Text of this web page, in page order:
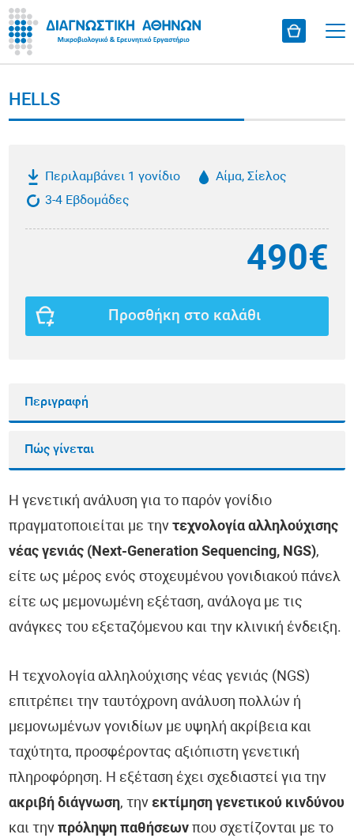
HELLS
Περιλαμβάνει 1 γονίδιο
Αίμα, Σίελος
3-4 Εβδομάδες
490€
Προσθήκη στο καλάθι
Περιγραφή
Πώς γίνεται
Η γενετική ανάλυση για το παρόν γονίδιο
πραγματοποιείται με τηντεχνολογία αλληλούχισης
νέας γενιάς (Next-Generation Sequencing, NGS),
είτε ως μέρος ενός στοχευμένου γονιδιακού πάνελ
είτε ως μεμονωμένη εξέταση, ανάλογα με τις
ανάγκες του εξεταζόμενου και την κλινική ένδειξη.
Η τεχνολογία αλληλούχισης νέας γενιάς (NGS)
επιτρέπει την ταυτόχρονη ανάλυση πολλών ή
μεμονωμένων γονιδίων με υψηλή ακρίβεια και
ταχύτητα, προσφέροντας αξιόπιστη γενετική
πληροφόρηση. Η εξέταση έχει σχεδιαστεί για την
ακριβή διάγνωση, τηνεκτίμηση γενετικού κινδύνου
και τηνπρόληψη παθήσεων που σχετίζονται με το